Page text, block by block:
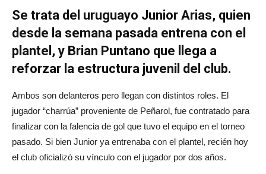
Se trata del uruguayo Junior Arias, quien
desde la semana pasada entrena con el
plantel, y Brian Puntano que llega a
reforzar la estructura juvenil del club.
Ambos son delanteros pero llegan con distintos roles. El
jugador “charrúa” proveniente de Peñarol, fue contratado para
finalizar con la falencia de gol que tuvo el equipo en el torneo
pasado. Si bien Junior ya entrenaba con el plantel, recién hoy
el club oficializó su vínculo con el jugador por dos años.